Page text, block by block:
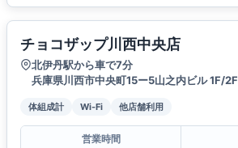
チョコザップ川西中央店
北伊丹駅から車で7分
兵庫県川西市中央町15ー5山之内ビル 1F/2F
体組成計 Wi-Fi 他店舗利用
営業時間